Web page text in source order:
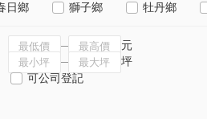
日鄉 獅子鄉 牡丹鄉
元
坪
可公司登記